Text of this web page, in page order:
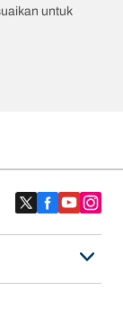
untuk